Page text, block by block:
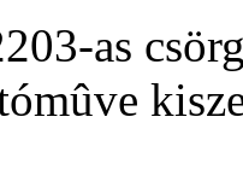
as